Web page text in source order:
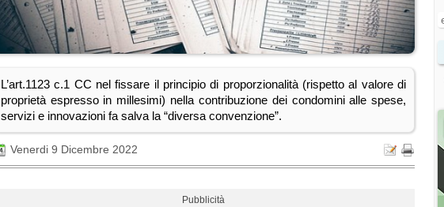
L’art.1123 c.1 CC nel fissare il principio di proporzionalità (rispetto al valore di
proprietà espresso in millesimi) nella contribuzione dei condomini alle spese,
servizi e innovazioni fa salva la “diversa convenzione”.
Venerdi 9 Dicembre 2022
Pubblicità